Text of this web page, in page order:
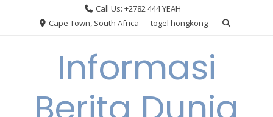
Call Us: +2782 444 YEAH
Cape Town, South Africa
togel hongkong
Informasi